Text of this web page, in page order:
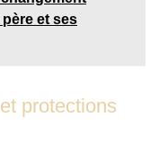
et ses
protections